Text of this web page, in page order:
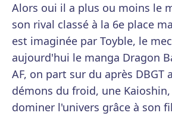
Alors oui il a plus ou moins le
son rival classé à la 6e place
est imaginée par Toyble, le
aujourd'hui le manga Dragon
AF, on part sur du après DBGT
démons du froid, une
dominer l'univers grâce à son